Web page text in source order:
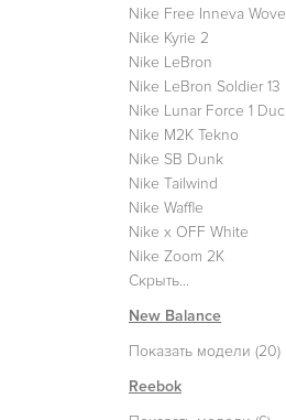
Nike Free Inneva
Nike Kyrie 2
Nike LeBron
Nike LeBron Soldier 13
Nike Lunar Force 1
Nike M2K Tekno
Nike SB Dunk
Nike Tailwind
Nike Waffle
Nike x OFF White
Nike Zoom 2K
Скрыть...
New Balance
Показать модели (20)
Reebok